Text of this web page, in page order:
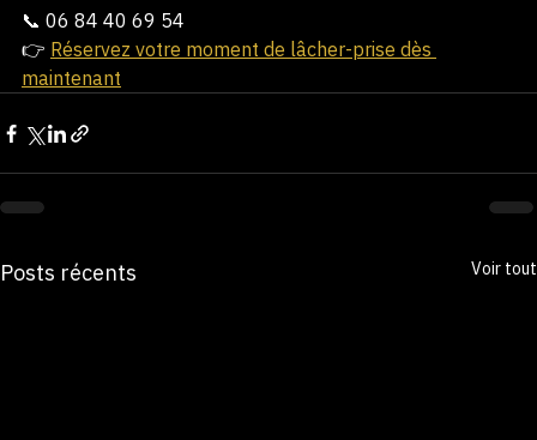
📞 06 84 40 69 54
👉 Réservez votre moment de lâcher-prise dès